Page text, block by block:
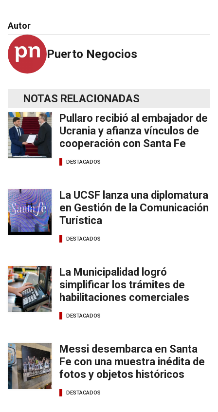
Autor
Puerto Negocios
NOTAS RELACIONADAS
Pullaro recibió al embajador de
Ucrania y afianza vínculos de
cooperación con Santa Fe
DESTACADOS
La UCSF lanza una diplomatura
en Gestión de la Comunicación
Turística
DESTACADOS
La Municipalidad logró
simplificar los trámites de
habilitaciones comerciales
DESTACADOS
Messi desembarca en Santa
Fe con una muestra inédita de
fotos y objetos históricos
DESTACADOS